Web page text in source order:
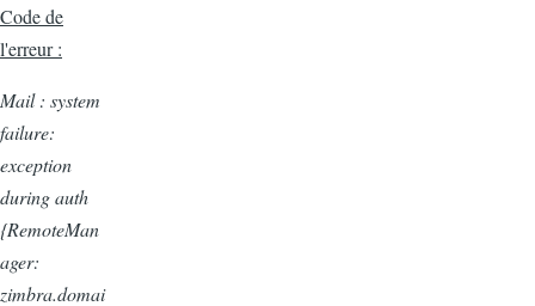
Code de
l'erreur :
Mail : system
failure:
exception
during auth
{RemoteMan
ager:
zimbra.domai